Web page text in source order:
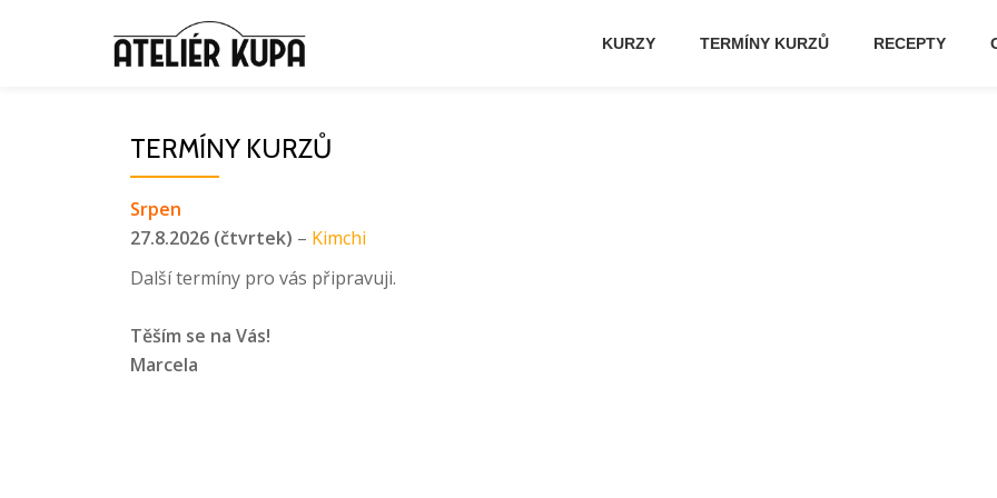
KURZY TERMÍNY KURZŮ RECEPTY
TERMÍNY KURZŮ
Srpen
27.8.2026 (čtvrtek) – Kimchi
Další termíny pro vás připravuji.
Těším se na Vás!
Marcela